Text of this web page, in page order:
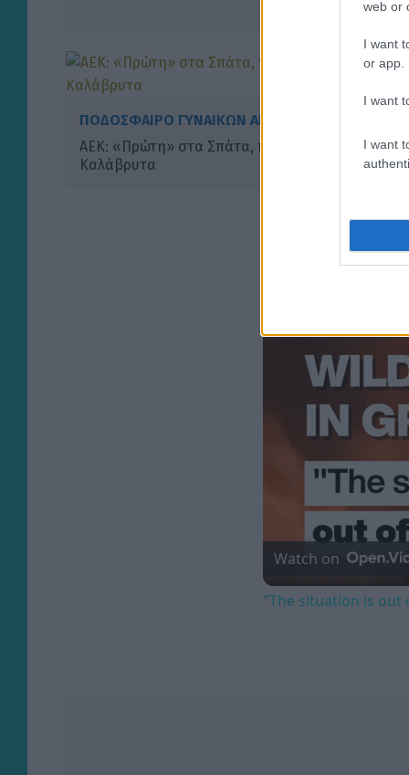
web or
I want
or app.
I want
I want
ΠΟΔΟΣΦΑΙΡΟ ΓΥΝΑΙΚΩΝ ΑΕΚ
ΑΕΚ: «Πρώτη» στα Σπάτα, προετοιμασία στα
Καλάβρυτα
Watch on
"The situation is